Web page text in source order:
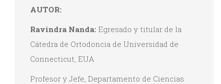
AUTOR:
Ravindra Nanda: Egresado y titular de la
Cátedra de Ortodoncia de Universidad de
Connecticut, EUA
Profesor y Jefe, Departamento de Ciencias